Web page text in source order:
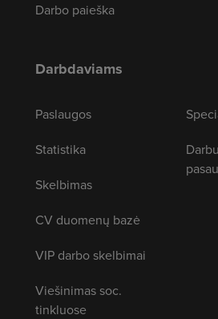
Darbo paieška
Darbdaviams
Paslaugos
Statistika
Skelbimas
CV duomenų bazė
VIP darbo skelbimai
Viešinimas soc.
tinkluose